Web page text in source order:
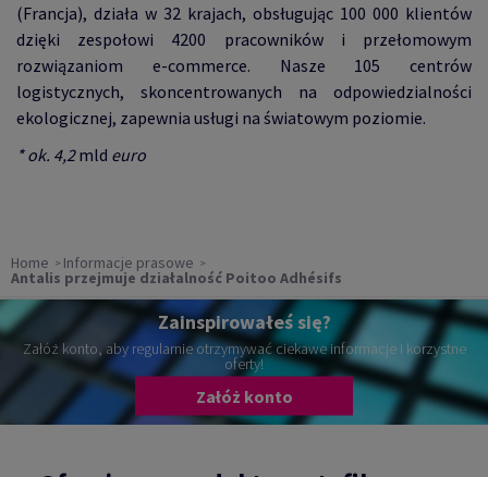
(Francja), działa w 32 krajach, obsługując 100 000 klientów
dzięki zespołowi 4200 pracowników i przełomowym
rozwiązaniom e-commerce. Nasze 105 centrów
logistycznych, skoncentrowanych na odpowiedzialności
ekologicznej, zapewnia usługi na światowym poziomie.
* ok. 4,2mld euro
Home Informacje prasowe
Antalis przejmuje działalność Poitoo Adhésifs
Zainspirowałeś się?
Załóż konto, aby regularnie otrzymywać ciekawe informacje i korzystne
oferty!
Załóż konto